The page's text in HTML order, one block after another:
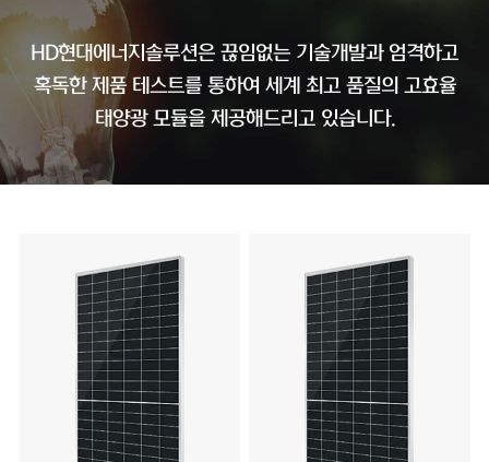
HD현대에너지솔루션은 끊임없는 기술개발과 엄격하고
혹독한 제품 테스트를 통하여 세계 최고 품질의 고효율
태양광 모듈을 제공해드리고 있습니다.